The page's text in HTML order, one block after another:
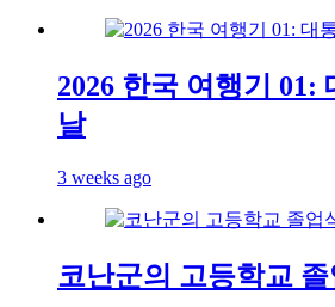
2026 한국 여행기 01:
날
3 weeks ago
코난군의 고등학교 졸